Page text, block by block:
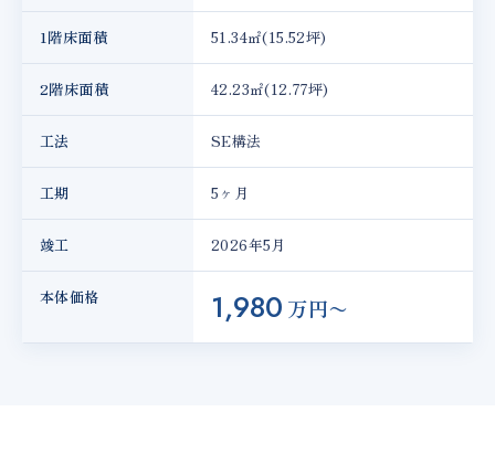
1階床面積 51.34㎡(15.52坪)
2階床面積 42.23㎡(12.77坪)
工法 SE構法
工期 5ヶ月
竣工 2026年5月
本体価格 1,980 万円〜